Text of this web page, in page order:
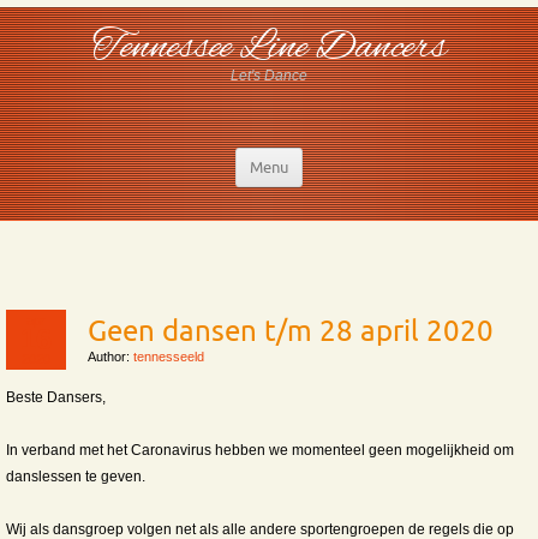
Tennessee Line Dancers
Let's Dance
Menu
Geen dansen t/m 28 april 2020
Author: tennesseeld
Beste Dansers,
In verband met het Caronavirus hebben we momenteel geen mogelijkheid om
danslessen te geven.
Wij als dansgroep volgen net als alle andere sportengroepen de regels die op